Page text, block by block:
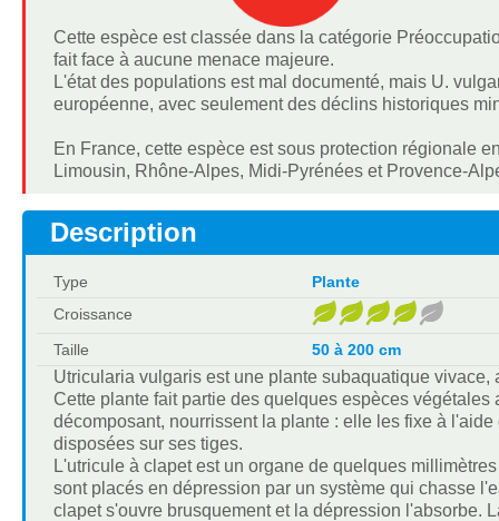
Cette espèce est classée dans la catégorie
fait face à aucune menace majeure.
L'état des populations est mal documenté, mais U.
européenne, avec seulement des déclins historiques
En France, cette espèce est sous protection régionale
Limousin, Rhône-Alpes, Midi-Pyrénées et Provence-
Description
Type
Plante
Croissance
Taille
50 à 200 cm
Utricularia vulgaris est une plante subaquatique
Cette plante fait partie des quelques espèces
décomposant, nourrissent la plante : elle les fixe à
disposées sur ses tiges.
L'utricule à clapet est un organe de quelques
sont placés en dépression par un système qui chasse
clapet s'ouvre brusquement et la dépression l'absorbe.